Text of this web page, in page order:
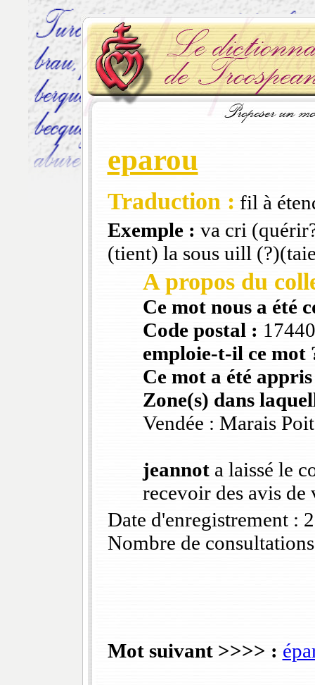
eparou
Traduction : fil à
Exemple : va cri
(tient) la sous uill
A propos du
Ce mot nous a été
Code postal :
emploie-t-il ce mot
Ce mot a été
Zone(s) dans
Vendée : Marais
jeannota laissé le
recevoir des avis
Date d'enregistrement :
Nombre de
Mot suivant >>>> :